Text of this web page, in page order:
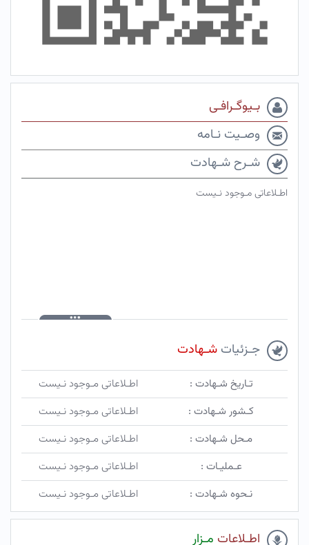
بـیوگـرافـی
وصـیت نـامه
شـرح شـهادت
اطـلاعاتی مـوجود نـیست
جـزئیات شـهادت
تـاریخ شـهادت :
اطـلاعاتی مـوجود نـیست
کـشور شـهادت :
اطـلاعاتی مـوجود نـیست
مـحل شـهادت :
اطـلاعاتی مـوجود نـیست
عـملیـات :
اطـلاعاتی مـوجود نـیست
نـحوه شـهادت :
اطـلاعاتی مـوجود نـیست
اطـلاعات مـزار